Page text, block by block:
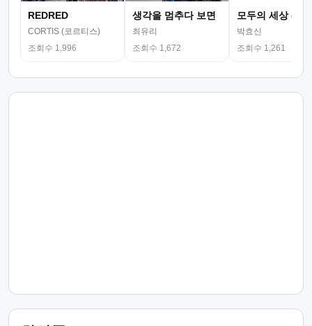
REDRED
CORTIS (코르티스)
조회수 1,996
생각을 멈추다 보면
최유리
조회수 1,672
모두의 세상 (뮤
박효신
조회수 1,261